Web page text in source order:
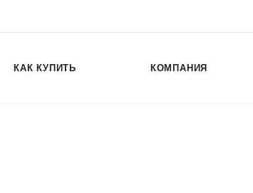
КАК КУПИТЬ КОМПАНИЯ